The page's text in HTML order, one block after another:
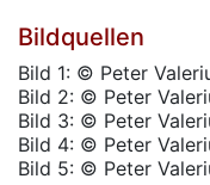
Bildquellen
Bild 1: © Peter
Bild 2: © Peter
Bild 3: © Peter
Bild 4: © Peter
Bild 5: © Peter